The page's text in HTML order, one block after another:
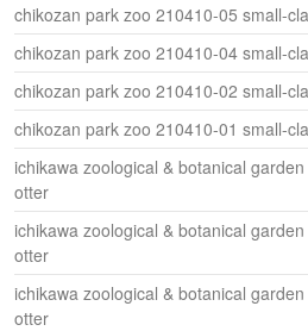
chikozan park zoo 210410-05 small-
chikozan park zoo 210410-04 small-
chikozan park zoo 210410-02 small-
chikozan park zoo 210410-01 small-
ichikawa zoological & botanical
otter
ichikawa zoological & botanical
otter
ichikawa zoological & botanical
otter